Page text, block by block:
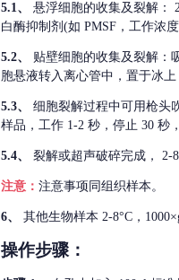
5.1、 悬浮细胞的收集及裂解：
白酶抑制剂(如 PMSF，工作浓
5.2、 贴壁细胞的收集及裂解：
胞悬液转入离心管中，置于冰上
5.3、 细胞裂解过程中可用枪头
样品，工作 1-2 秒，停止 30 秒
5.4、 裂解或超声破碎完成， 2-
注意： 注意事项同组织样本。
6、 其他生物样本 2-8°C，
操作步骤：